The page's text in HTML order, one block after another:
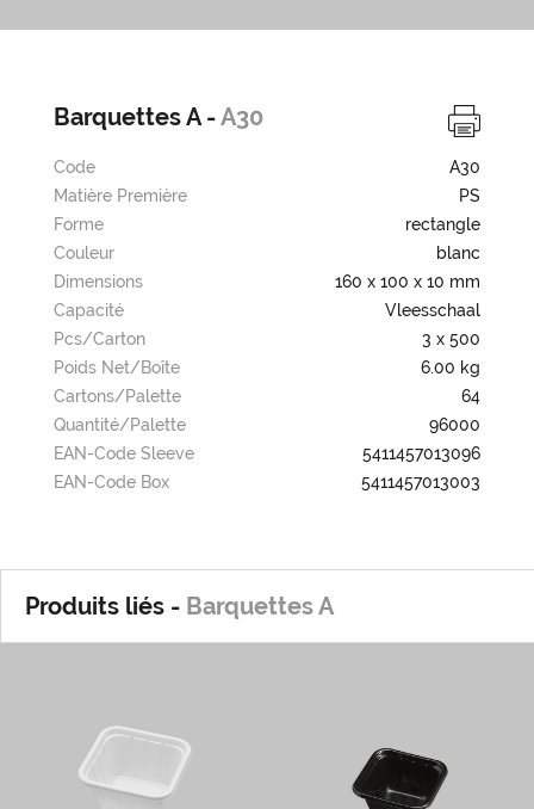
Barquettes A -A30
Code
A30
Matière Première
PS
Forme
rectangle
Couleur
blanc
Dimensions
160 x 100 x 10 mm
Capacité
Vleesschaal
Pcs/carton
3 x 500
Poids Net/boîte
6.00 kg
Cartons/palette
64
Quantité/palette
96000
EAN-Code Sleeve
5411457013096
EAN-Code Box
5411457013003
Produits liés - Barquettes A
A0